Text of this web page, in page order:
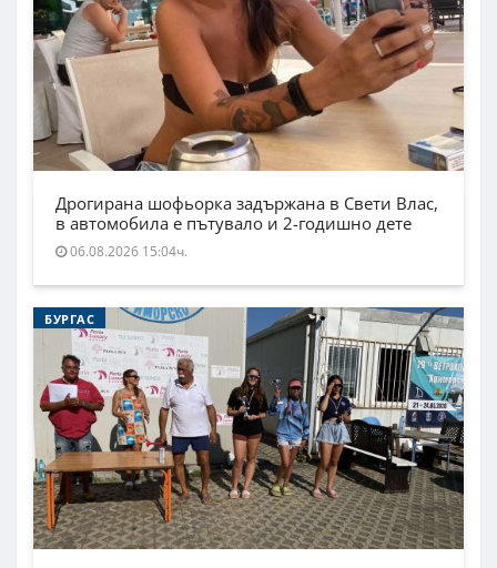
Дрогирана шофьорка задържана в Свети Влас,
в автомобила е пътувало и 2-годишно дете
06.08.2026 15:04ч.
БУРГАС